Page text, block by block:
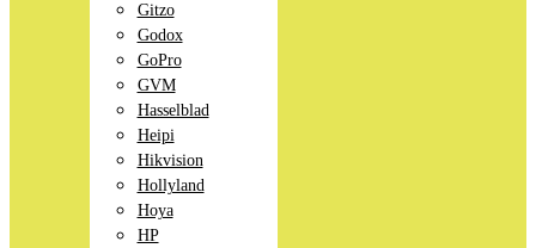
Gitzo
Godox
GoPro
GVM
Hasselblad
Heipi
Hikvision
Hollyland
Hoya
HP